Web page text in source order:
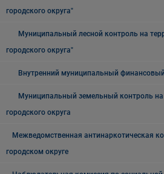
городского округа"
Муниципальный лесной контроль на
городского округа"
Внутренний муниципальный
Муниципальный земельный контроль на
городского округа
Межведомственная антинаркотическая
городском округе